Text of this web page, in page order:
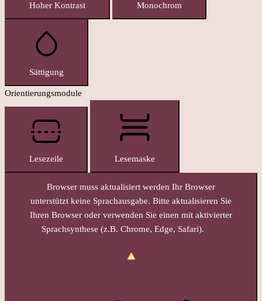
Hoher Kontrast Monochrom
Sättigung
Orientierungsmodule
Lesezeile Lesemaske
Browser muss aktualisiert werden Ihr Browser
unterstützt keine Sprachausgabe. Bitte aktualisieren Sie
Ihren Browser oder verwenden Sie einen mit aktivierter
Sprachsynthese (z.B. Chrome, Edge, Safari).